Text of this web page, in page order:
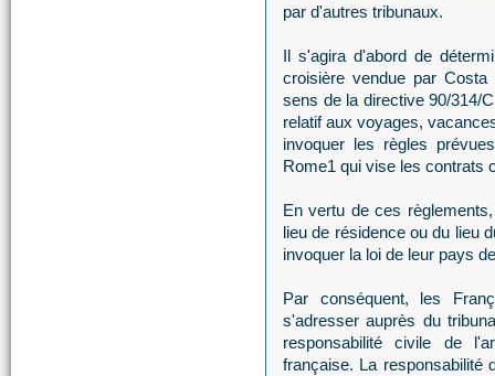
par d'autres tribunaux.
Il s'agira d'abord de
croisière vendue par
sens de la directive 90/314/
relatif aux voyages,
invoquer les règles
Rome1 qui vise les contrats
En vertu de ces
lieu de résidence ou du lieu
invoquer la loi de leur pays
Par conséquent, les
s'adresser auprès du
responsabilité civile de
française. La responsabilité